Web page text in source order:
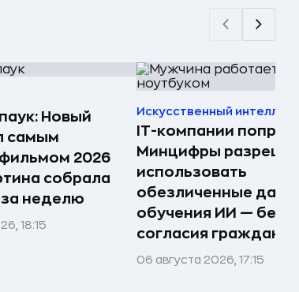
Новый
самым
2026
собрала
за неделю
18:15
Искусственный
IT-компании
Минцифры
использовать
обезличенные
обучения ИИ — без
согласия граждан
06 августа 2026, 17:15